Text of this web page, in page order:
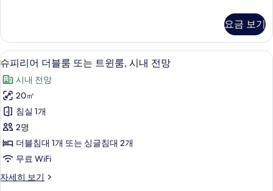
룸,
시
내
전
망
사
진
모
두
보
블
룸
또
는
트
윈
룸,
시
내
전
망
자
히
요금 보기
슈
피
리
어
더
블
룸
또
는
슈피리어 더블룸 또는 트윈룸, 시내 전
7
슈피리어 더블룸 또는 트윈룸, 시내 전망
시내 전망
20㎡
침실 1개
2명
더블침대 1개 또는 싱글침대 2개
무료 WiFi
자세히 보기
슈